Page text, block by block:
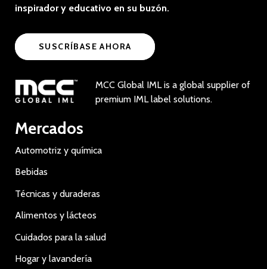
inspirador y educativo en su buzón.
SUSCRÍBASE AHORA
MCC Global IML is a global supplier of
premium IML label solutions.
Mercados
Automotriz y química
Bebidas
Técnicas y duraderas
Alimentos y lácteos
Cuidados para la salud
Hogar y lavandería